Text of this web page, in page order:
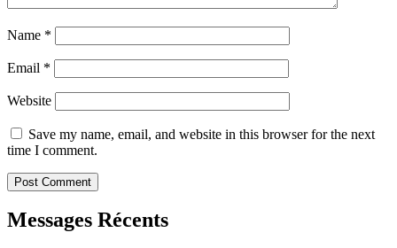
Name *
Email *
Website
Save my name, email, and website in this browser for the next
time I comment.
Messages Récents